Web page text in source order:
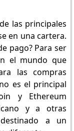
las principales
en una cartera.
pago? Para ser
el mundo que
las compras
es el principal
y Ethereum
y a otras
a un